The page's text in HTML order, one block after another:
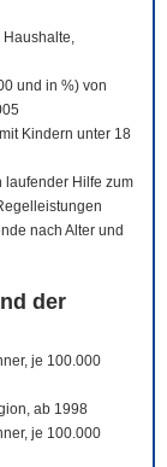
Haushalte,
und in %) von
Kindern unter 18
laufender Hilfe zum
nach Alter und
der
je 100.000
ab 1998
je 100.000